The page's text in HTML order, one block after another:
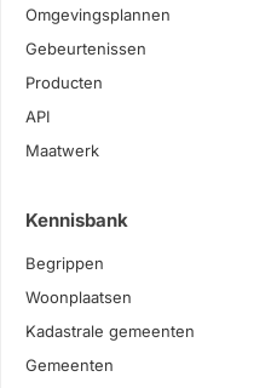
Omgevingsplannen
Gebeurtenissen
Producten
API
Maatwerk
Kennisbank
Begrippen
Woonplaatsen
Kadastrale gemeenten
Gemeenten